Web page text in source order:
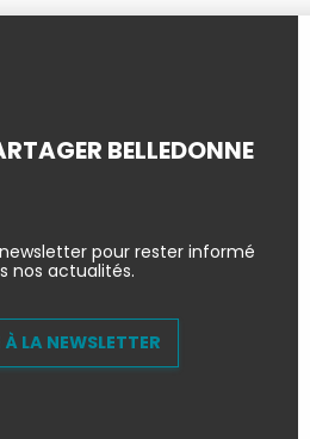
BELLEDONNE
pour rester informé
nos actualités.
LA NEWSLETTER